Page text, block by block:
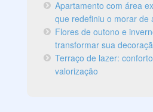
Apartamento com área
que redefiniu o morar de
Flores de outono e
transformar sua
Terraço de lazer:
valorização